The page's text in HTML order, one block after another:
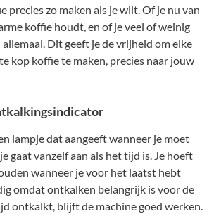
precies zo maken als je wilt. Of je nu van
koffie houdt, en of je veel of weinig
Dit geeft je de vrijheid om elke
kop koffie te maken, precies naar jouw
lampje dat aangeeft wanneer je moet
gaat vanzelf aan als het tijd is. Je hoeft
wanneer je voor het laatst hebt
omdat ontkalken belangrijk is voor de
ontkalkt, blijft de machine goed werken.